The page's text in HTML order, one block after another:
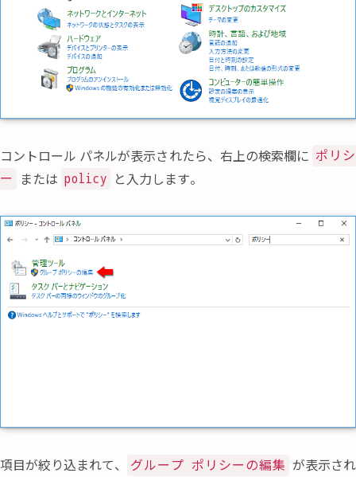
コントロール パネルが表示されたら、 右上の検索欄に ポリシ
ー
または policy と入力します。
項目が絞り込まれて、 グループ ポリシーの編集 が表示され